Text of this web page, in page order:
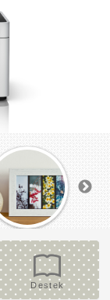
Destek